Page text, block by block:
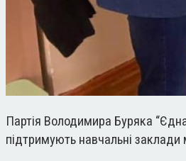
Партія Володимира Буряка
підтримують навчальні заклади